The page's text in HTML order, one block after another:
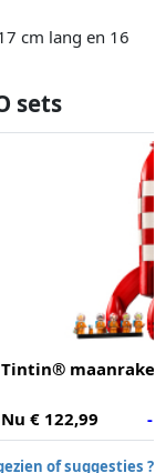
cm lang en 16
sets
Tintin® maanraket
Nu € 122,99 -
of suggesties ?